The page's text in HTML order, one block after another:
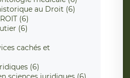
au Droit (6)
(6)
(6)
cachés et
(6)